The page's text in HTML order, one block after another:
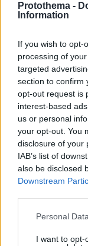
Protothema -
Information
If you wish to opt-
processing of
targeted
section to confirm
opt-out request is
interest-based
us or personal
your opt-out. You
disclosure of your
IAB’s list of
also be disclosed
Downstream
Please note that
not limited to
Personal
I want to opt-
Δολοφονία
κατηγορούμενο -
Πάγο
Ξεχωριστή
στο αυτοκίνητό
εμπλεκόμενος
Άλκη
16.02.2022, 07:13